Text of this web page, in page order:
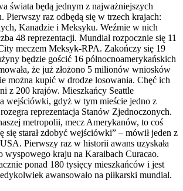
świata będą jednym z najważniejszych
Pierwszy raz odbędą się w trzech krajach:
Kanadzie i Meksyku. Weźmie w nich
48 reprezentacji. Mundial rozpocznie się 11
meczem Meksyk-RPA. Zakończy się 19
będzie gościć 16 północnoamerykańskich
że już złożono 5 milionów wniosków
można kupić w drodze losowania. Chęć ich
z 200 krajów. Mieszkańcy Seattle
wejściówki, gdyż w tym mieście jedno z
reprezentacja Stanów Zjednoczonych.
metropolii, mecz Amerykanów, to coś
się starał zdobyć wejściówki” – mówił jeden z
Pierwszy raz w historii awans uzyskała
wyspowego kraju na Karaibach Curacao.
ponad 180 tysięcy mieszkańców i jest
awansowało na piłkarski mundial.